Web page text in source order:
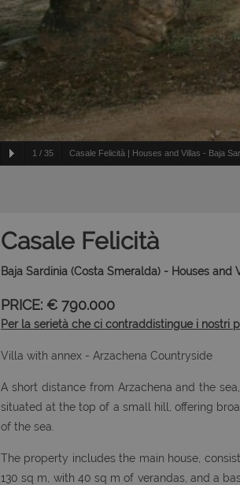
1 / 35 Casale Felicità | Houses and Villas - Baja
Casale Felicità
Baja Sardinia (Costa Smeralda) - Houses and
PRICE: € 790.000
Per la serietà che ci contraddistingue i nostri
Villa with annex - Arzachena Countryside
A short distance from Arzachena and the
situated at the top of a small hill, offering
of the sea.
The property includes the main house,
130 sq m, with 40 sq m of verandas, and a